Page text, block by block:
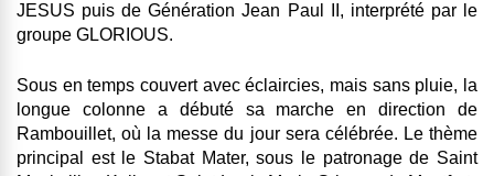
JESUS puis de Génération Jean Paul II, interprété par le
groupe GLORIOUS.
Sous en temps couvert avec éclaircies, mais sans pluie, la
longue colonne a débuté sa marche en direction de
Rambouillet, où la messe du jour sera célébrée. Le thème
principal est le Stabat Mater, sous le patronage de Saint